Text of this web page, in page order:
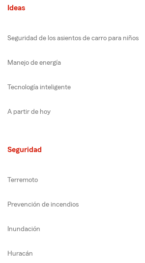
Ideas
Seguridad de los asientos de carro para niños
Manejo de energía
Tecnología inteligente
A partir de hoy
Seguridad
Terremoto
Prevención de incendios
Inundación
Huracán